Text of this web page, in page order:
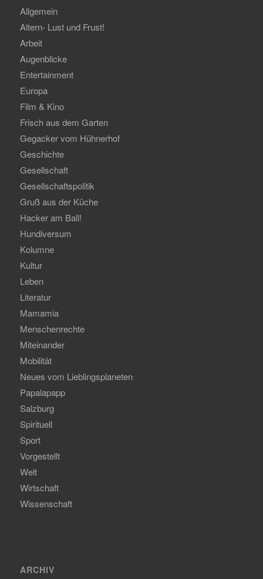
Allgemein
Altern- Lust und Frust!
Arbeit
Augenblicke
Entertainment
Europa
Film & Kino
Frisch aus dem Garten
Gegacker vom Hühnerhof
Geschichte
Gesellschaft
Gesellschaftspolitik
Gruß aus der Küche
Hacker am Ball!
Hundiversum
Kolumne
Kultur
Leben
Literatur
Mamamia
Menschenrechte
Miteinander
Mobilität
Neues vom Lieblingsplaneten
Papalapapp
Salzburg
Spirituell
Sport
Vorgestellt
Welt
Wirtschaft
Wissenschaft
ARCHIV